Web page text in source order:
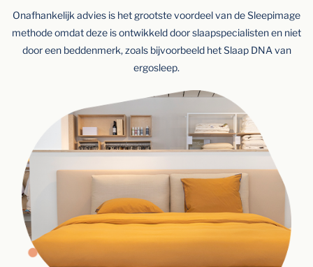
Onafhankelijk advies is het grootste voordeel van de Sleepimage
methode omdat deze is ontwikkeld door slaapspecialisten en niet
door een beddenmerk, zoals bijvoorbeeld het Slaap DNA van
ergosleep.